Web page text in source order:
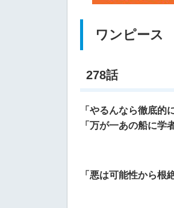
ワンピース
278話
「やるんなら徹底的
「万が一あの船に学
「悪は可能性から根